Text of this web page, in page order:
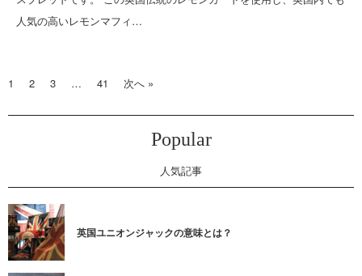
人気の高いレモンマフィ…
1 2 3 … 41 次へ »
Popular
人気記事
英国ユニオンジャックの意味とは？